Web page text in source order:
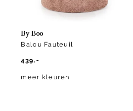
By Boo
Balou Fauteuil
439.-
meer kleuren